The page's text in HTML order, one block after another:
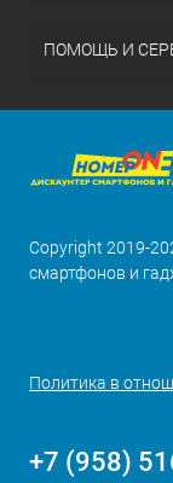
ПОМОЩЬ И
Copyright 2019-
смартфонов и
Политика в
+7 (958)